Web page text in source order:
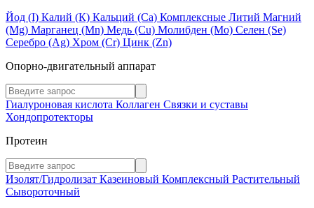
Йод (I) Калий (К) Кальций (Са) Комплексные Литий Магний
(Mg) Марганец (Mn) Медь (Сu) Молибден (Мо) Селен (Se)
Серебро (Ag) Хром (Cr) Цинк (Zn)
Опорно-двигательный аппарат
Гиалуроновая кислота Коллаген Связки и суставы
Хондопротекторы
Протеин
Изолят/Гидролизат Казеиновый Комплексный Растительный
Сывороточный